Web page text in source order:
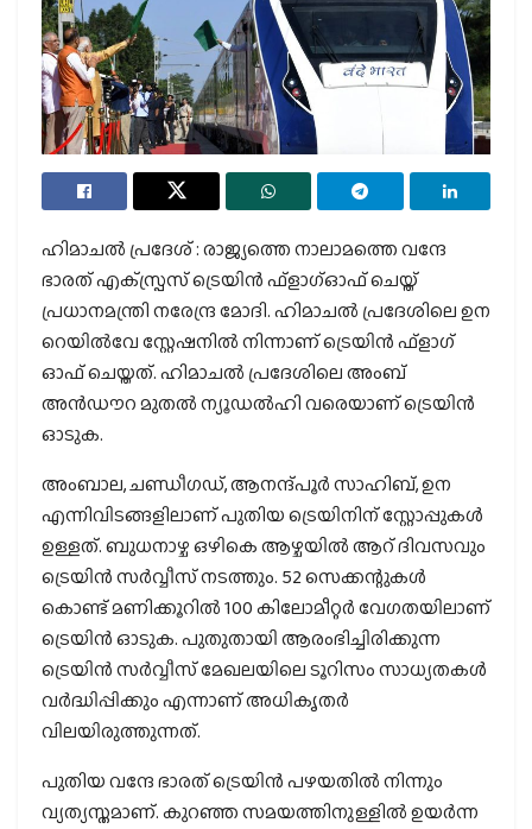
ഹിമാചൽ പ്രദേശ് : രാജ്യത്തെ നാലാമത്തെ വന്ദേ
ഭാരത് എക്‌സ്പ്രസ് ട്രെയിൻ ഫ്‌ളാഗ്ഓഫ് ചെയ്ത്
പ്രധാനമന്ത്രി നരേന്ദ്ര മോദി. ഹിമാചൽ പ്രദേശിലെ ഉന
റെയിൽവേ സ്റ്റേഷനിൽ നിന്നാണ് ട്രെയിൻ ഫ്‌ളാഗ്
ഓഫ് ചെയ്തത്. ഹിമാചൽ പ്രദേശിലെ അംബ്
അൻഡൗറ മുതൽ ന്യൂഡൽഹി വരെയാണ് ട്രെയിൻ
ഓടുക.
അംബാല, ചണ്ഡീഗഡ്, ആനന്ദ്പൂർ സാഹിബ്, ഉന
എന്നിവിടങ്ങളിലാണ് പുതിയ ട്രെയിനിന് സ്റ്റോപ്പുകൾ
ഉള്ളത്. ബുധനാഴ്ച ഒഴികെ ആഴ്ചയിൽ ആറ് ദിവസവും
ട്രെയിൻ സർവ്വീസ് നടത്തും. 52 സെക്കന്റുകൾ
കൊണ്ട് മണിക്കൂറിൽ 100 കിലോമീറ്റർ വേഗതയിലാണ്
ട്രെയിൻ ഓടുക. പുതുതായി ആരംഭിച്ചിരിക്കുന്ന
ട്രെയിൻ സർവ്വീസ് മേഖലയിലെ ടൂറിസം സാധ്യതകൾ
വർദ്ധിപ്പിക്കും എന്നാണ് അധികൃതർ
വിലയിരുത്തുന്നത്.
പുതിയ വന്ദേ ഭാരത് ട്രെയിൻ പഴയതിൽ നിന്നും
വ്യത്യസ്തമാണ്. കുറഞ്ഞ സമയത്തിനുള്ളിൽ ഉയർന്ന